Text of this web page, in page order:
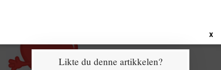
X
Likte du denne artikkelen?